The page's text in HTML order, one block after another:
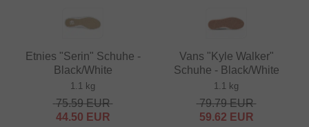
Etnies "Serin" Schuhe -
Black/White
1.1 kg
75.59EUR
44.50 EUR
Vans "Kyle Walker"
Schuhe - Black/White
1.1 kg
79.79EUR
59.62 EUR